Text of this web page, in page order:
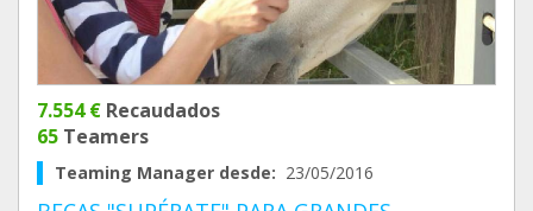
7.554 € Recaudados
65 Teamers
Teaming Manager desde: 23/05/2016